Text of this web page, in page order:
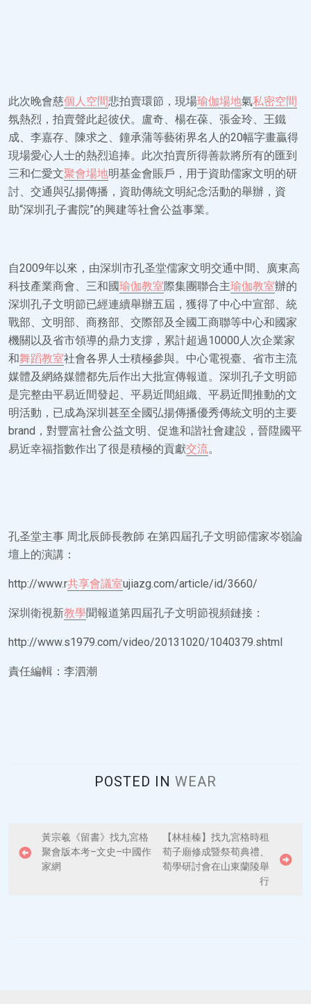
此次晚會慈個人空間悲拍賣環節，現場瑜伽場地氣私密空間
氛熱烈，拍賣聲此起彼伏。盧奇、楊在葆、張金玲、王鐵
成、李嘉存、陳求之、鐘承蒲等藝術界名人的20幅字畫贏得
現場愛心人士的熱烈追捧。此次拍賣所得善款將所有的匯到
三和仁愛文聚會場地明基金會賬戶，用于資助儒家文明的研
討、交通與弘揚傳播，資助傳統文明紀念活動的舉辦，資
助“深圳孔子書院”的興建等社會公益事業。
自2009年以來，由深圳市孔圣堂儒家文明交通中間、廣東高
科技產業商會、三和國瑜伽教室際集團聯合主瑜伽教室辦的
深圳孔子文明節已經連續舉辦五屆，獲得了中心中宣部、統
戰部、文明部、商務部、交際部及全國工商聯等中心和國家
機關以及省市領導的鼎力支撐，累計超過10000人次企業家
和舞蹈教室社會各界人士積極參與。中心電視臺、省市主流
媒體及網絡媒體都先后作出大批宣傳報道。深圳孔子文明節
是完整由平易近間發起、平易近間組織、平易近間推動的文
明活動，已成為深圳甚至全國弘揚傳播優秀傳統文明的主要
brand，對豐富社會公益文明、促進和諧社會建設，晉陞國平
易近幸福指數作出了很是積極的貢獻交流。
孔圣堂主事 周北辰師長教師 在第四屆孔子文明節儒家岑嶺論
壇上的演講：
http://www.r共享會議室ujiazg.com/article/id/3660/
深圳衛視新教學聞報道第四屆孔子文明節視頻鏈接：
http://www.s1979.com/video/20131020/1040379.shtml
責任編輯：李泗潮
POSTED IN WEAR
o
黃宗羲《留書》找九宮格
聚會版本考–文史–中國作
家網
【林桂榛】找九宮格時租
荀子廟修成暨祭荀典禮、
荀學研討會在山東蘭陵舉
行